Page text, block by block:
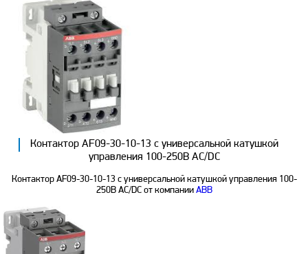
Контактор AF09-30-10-13 с универсальной катушкой
управления 100-250B AC/DC
Контактор AF09-30-10-13 с универсальной катушкой управления 100-
250B AC/DC от компании ABB